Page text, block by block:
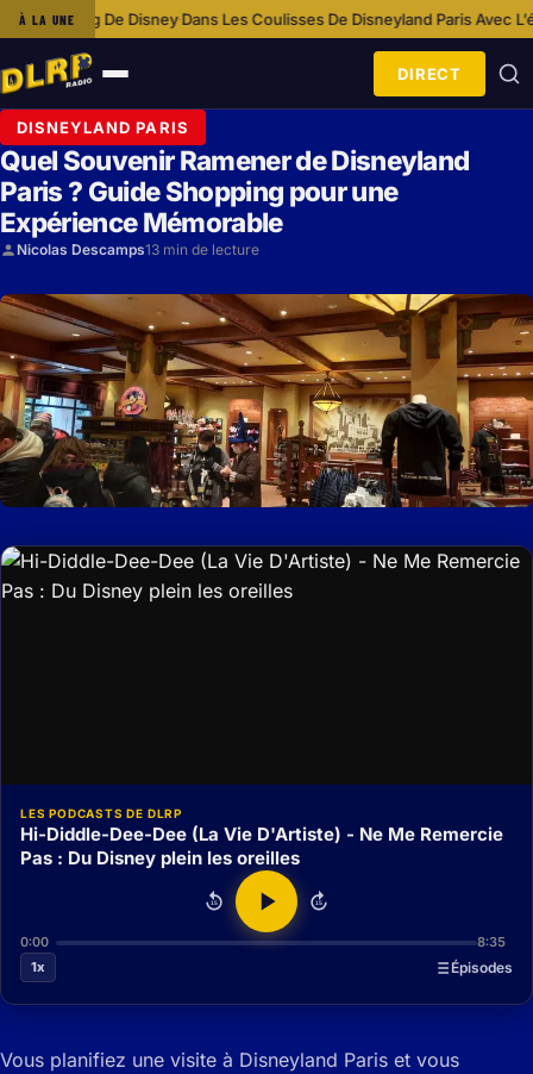
À LA UNE
·Dans Les Coulisses De Disneyland Paris Avec L’équipe Cosmétologie·
Ouvrir
le
menu
DIRECT
DISNEYLAND PARIS
Quel Souvenir Ramener de Disneyland
Paris ? Guide Shopping pour une
Expérience Mémorable
Nicolas Descamps13 min de lecture
LES PODCASTS DE DLRP
Hi-Diddle-Dee-Dee (La Vie D'Artiste) - Ne Me Remercie
Pas : Du Disney plein les oreilles
15 15
0:00
8:35
1x
Épisodes
Vous planifiez une visite à Disneyland Paris et vous